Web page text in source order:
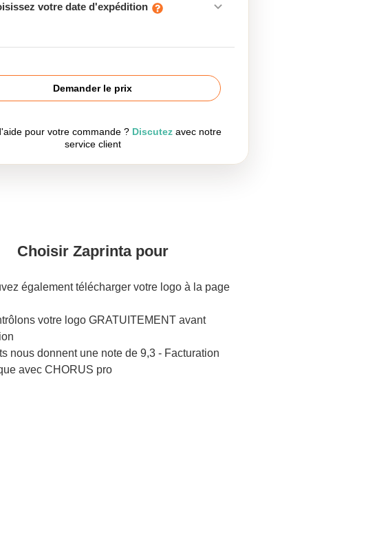
votre date d'expédition
Demander le prix
pour votre commande ? Discutez avec notre
service client
Choisir Zaprinta pour
également télécharger votre logo à la page
votre logo GRATUITEMENT avant
nous donnent une note de 9,3 - Facturation
avec CHORUS pro